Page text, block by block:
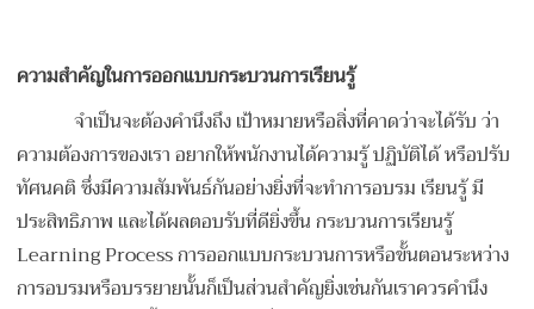
ความสำคัญในการออกแบบกระบวนการเรียนรู้
จำเป็นจะต้องคำนึงถึง เป้าหมายหรือสิ่งที่คาดว่าจะได้รับ ว่า
ความต้องการของเรา อยากให้พนักงานได้ความรู้ ปฏิบัติได้ หรือปรับ
ทัศนคติ ซึ่งมีความสัมพันธ์กันอย่างยิ่งที่จะทำการอบรม เรียนรู้ มี
ประสิทธิภาพ และได้ผลตอบรับที่ดียิ่งขึ้น กระบวนการเรียนรู้
Learning Process การออกแบบกระบวนการหรือขั้นตอนระหว่าง
การอบรมหรือบรรยายนั้นก็เป็นส่วนสำคัญยิ่งเช่นกันเราควรคำนึง